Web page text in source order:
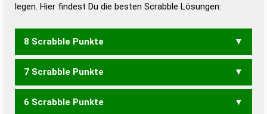
Duden – Deutsches
Universalwörterbuch
legen. Hier findest Du die besten Scrabble Lösungen:
8 Scrabble Punkte
FEIST FISTE FITES STEIF
7 Scrabble Punkte
FEIT FEST FIES FIST
6 Scrabble Punkte